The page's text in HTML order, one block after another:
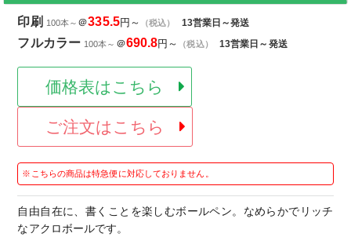
印刷 100本～ ＠335.5円～ （税込） 13営業日～発送
フルカラー 100本～ ＠690.8円～ （税込） 13営業日～発送
価格表はこちら
ご注文はこちら
※こちらの商品は特急便に対応しておりません。
自由自在に、書くことを楽しむボールペン。なめらかでリッチ
なアクロボールです。